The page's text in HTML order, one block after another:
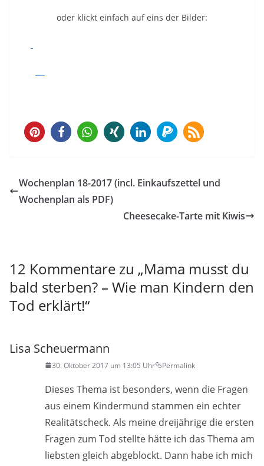
oder klickt einfach auf eins der Bilder:
Wochenplan 18-2017 (incl. Einkaufszettel und
Wochenplan als PDF)
Cheesecake-Tarte mit Kiwis
12 Kommentare zu „Mama musst du
bald sterben? – Wie man Kindern den
Tod erklärt!“
Lisa Scheuermann
30. Oktober 2017 um 13:05 Uhr Permalink
Dieses Thema ist besonders, wenn die Fragen
aus einem Kindermund stammen ein echter
Realitätscheck. Als meine dreijährige die ersten
Fragen zum Tod stellte hätte ich das Thema am
liebsten gleich abgeblockt. Dann habe ich mich